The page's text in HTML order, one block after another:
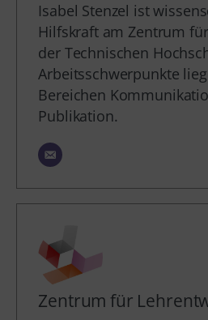
Isabel Stenzel ist
Hilfskraft am Zentrum
der Technischen
Arbeitsschwerpunkte
Bereichen
Publikation.
Zentrum für